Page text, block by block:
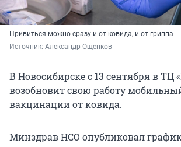
Привиться можно сразу и от ковида, и от гриппа
Источник: Александр Ощепков
В Новосибирске с 13 сентября в ТЦ
возобновит свою работу
вакцинации от ковида.
Минздрав НСО опубликовал